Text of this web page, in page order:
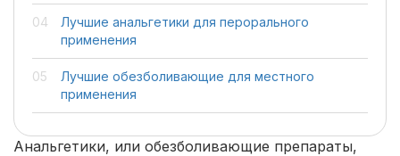
Лучшие анальгетики для перорального
применения
Лучшие обезболивающие для местного
применения
Анальгетики, или обезболивающие препараты,